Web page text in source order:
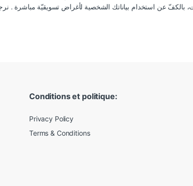
Conditions et politique:
Privacy Policy
Terms & Conditions